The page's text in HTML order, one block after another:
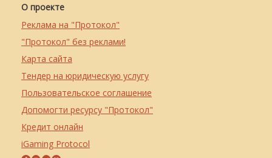
О проекте
Реклама на "Протокол"
"Протокол" без реклами!
Карта сайта
Тендер на юридическую услугу
Пользовательское соглашение
Допомогти ресурсу "Протокол"
Кредит онлайн
iGaming Protocol